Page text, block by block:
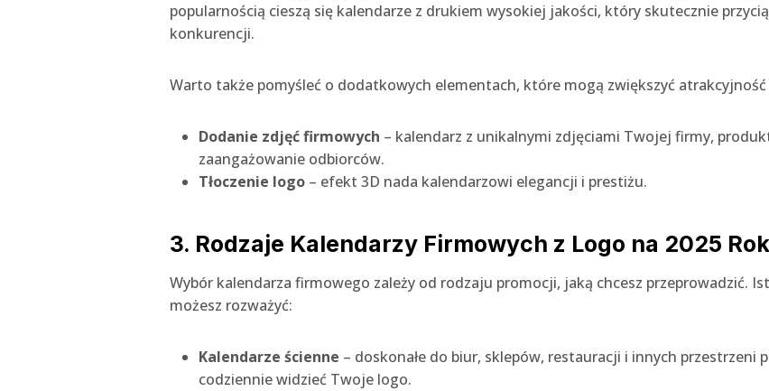
popularnością cieszą się kalendarze z drukiem wysokiej jakości, który skutecznie
konkurencji.
Warto także pomyśleć o dodatkowych elementach, które mogą zwiększyć
Dodanie zdjęć firmowych – kalendarz z unikalnymi zdjęciami Twojej firmy,
zaangażowanie odbiorców.
Tłoczenie logo – efekt 3D nada kalendarzowi elegancji i prestiżu.
3. Rodzaje Kalendarzy Firmowych z Logo na 2025 Rok
Wybór kalendarza firmowego zależy od rodzaju promocji, jaką chcesz przeprowadzić.
możesz rozważyć:
Kalendarze ścienne – doskonałe do biur, sklepów, restauracji i innych przestrzeni
codziennie widzieć Twoje logo.